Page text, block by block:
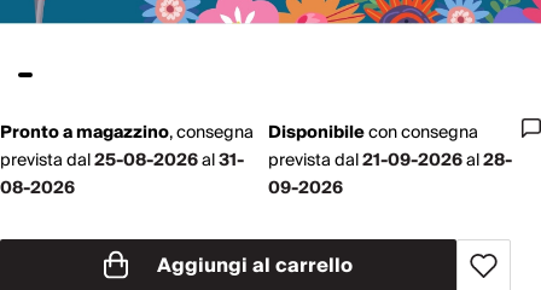
Pronto a magazzino,consegna
prevista dal25-08-2026al31-
08-2026
Disponibileconconsegna
prevista dal21-09-2026al28-
09-2026
Aggiungi al carrello